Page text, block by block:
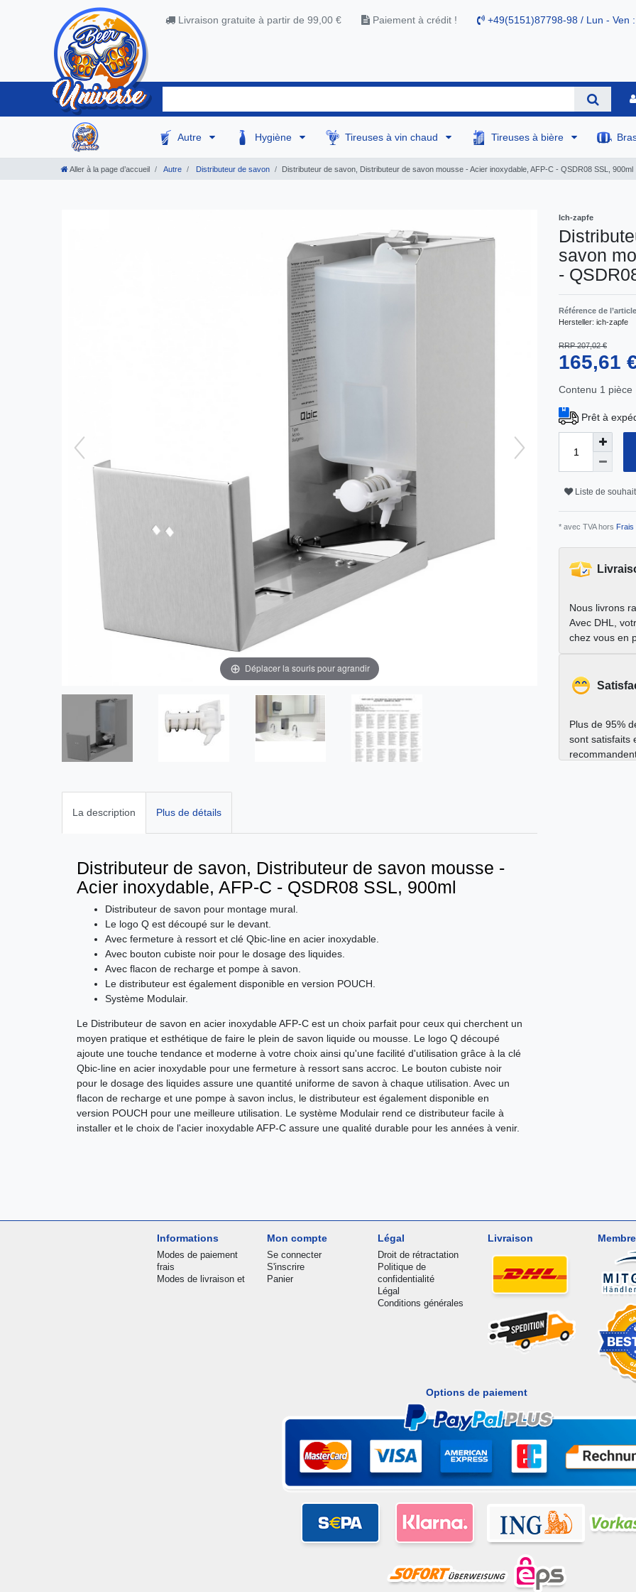
Livraison gratuite à partir de 99,00 € Paiement à crédit ! +49(5151)87798-98 / Lun - Ven
Autre Hygiène Tireuses à vin chaud Tireuses à bière
Aller à la page d’accueil Autre Distributeur de savon Distributeur de savon, Distributeur de savon mousse - Acier inoxydable, AFP-C - QSDR08 SSL, 900ml
Déplacer la souris pour agrandir
La description Plus de détails
Distributeur de savon, Distributeur de savon mousse -
Acier inoxydable, AFP-C - QSDR08 SSL, 900ml
Distributeur de savon pour montage mural.
Le logo Q est découpé sur le devant.
Avec fermeture à ressort et clé Qbic-line en acier inoxydable.
Avec bouton cubiste noir pour le dosage des liquides.
Avec flacon de recharge et pompe à savon.
Le distributeur est également disponible en version POUCH.
Système Modulair.
Le Distributeur de savon en acier inoxydable AFP-C est un choix parfait pour ceux qui cherchent un
moyen pratique et esthétique de faire le plein de savon liquide ou mousse. Le logo Q découpé
ajoute une touche tendance et moderne à votre choix ainsi qu'une facilité d'utilisation grâce à la clé
Qbic-line en acier inoxydable pour une fermeture à ressort sans accroc. Le bouton cubiste noir
pour le dosage des liquides assure une quantité uniforme de savon à chaque utilisation. Avec un
flacon de recharge et une pompe à savon inclus, le distributeur est également disponible en
version POUCH pour une meilleure utilisation. Le système Modulair rend ce distributeur facile à
installer et le choix de l'acier inoxydable AFP-C assure une qualité durable pour les années à venir.
Ich-zapfe
savon
-
Référence de
Hersteller: ich-zapfe
RRP 207,02 €
165,61
Contenu 1 pièce
Prêt à
Liste de
* avec TVA hors Frais
Nous livrons
Avec DHL,
chez vous en
Plus de 95%
sont satisfaits
Informations
Modes de paiement
frais
Modes de livraison et
Mon compte
Se connecter
S'inscrire
Panier
Légal
Droit de rétractation
Politique de
confidentialité
Légal
Conditions générales
Livraison
Options de paiement